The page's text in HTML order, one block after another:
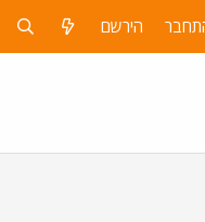
הירשם